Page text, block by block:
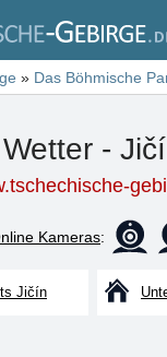
» Das Böhmische
Wetter -
Kameras:
Jičín